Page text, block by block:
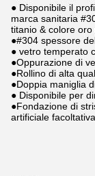
● Disponibile il
marca sanitaria
titanio & colore oro
●#304 spessore
● vetro temperato
●Oppurazione di
●Rollino di alta
●Doppia maniglia
● Disponibile per
●Fondazione di
artificiale facoltativa